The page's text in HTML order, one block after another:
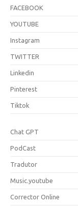
FACEBOOK
YOUTUBE
Instagram
TWITTER
Linkedin
Pinterest
Tiktok
Chat GPT
PodCast
Tradutor
Music.youtube
Corrector Online